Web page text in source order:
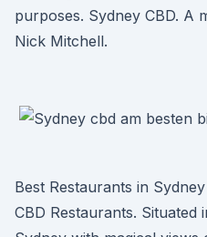
purposes. Sydney CBD. A
Nick Mitchell.
Best Restaurants in
CBD Restaurants.